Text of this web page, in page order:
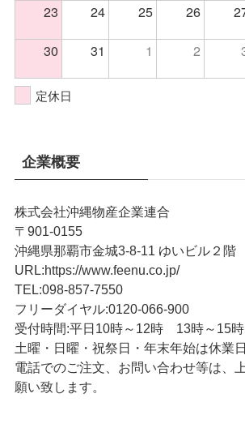
23
24 25 26
30
31 1 2
定休日
企業概要
株式会社沖縄物産企業連合
〒901-0155
沖縄県那覇市金城3-8-11 ゆいビル２階
URL:https://www.feenu.co.jp/
TEL:098-857-7550
フリーダイヤル:0120-066-900
受付時間:平日10時～12時 13時～15時
土曜・日曜・祝祭日・年末年始は休業
電話でのご注文、お問い合わせ等は、
願い致します。